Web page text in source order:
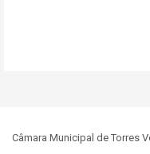
Câmara Municipal de Torres